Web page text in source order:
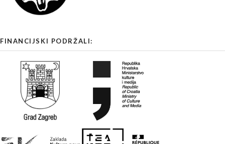
FINANCIJSKI PODRŽALI: